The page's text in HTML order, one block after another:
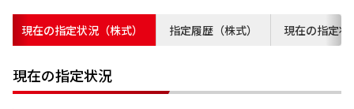
現在の指定状況（株式） 指定履歴（株式） 現在の指定
現在の指定状況